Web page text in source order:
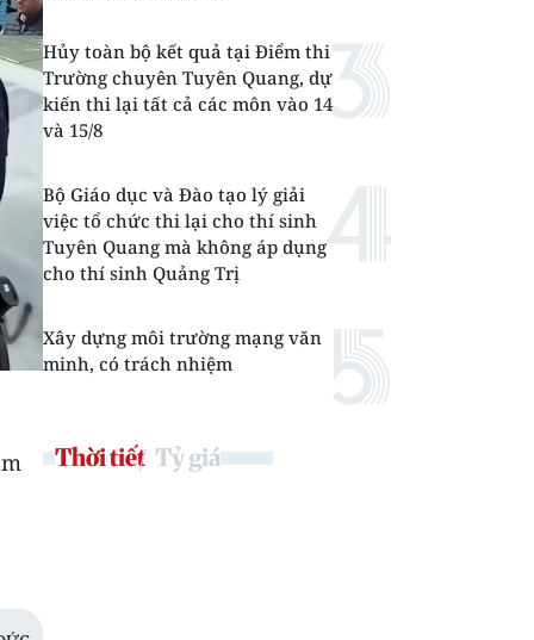
Hủy toàn bộ kết quả tại Điểm thi
Trường chuyên Tuyên Quang, dự
kiến thi lại tất cả các môn vào 14
và 15/8
Bộ Giáo dục và Đào tạo lý giải
việc tổ chức thi lại cho thí sinh
Tuyên Quang mà không áp dụng
cho thí sinh Quảng Trị
Xây dựng môi trường mạng văn
minh, có trách nhiệm
Thời tiết Tỷ giá